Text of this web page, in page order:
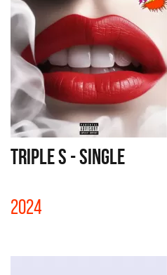
TRIPLE S - SINGLE
2024